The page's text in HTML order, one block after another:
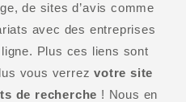
de sites d’avis comme
avec des entreprises
Plus ces liens sont
vous verrezvotre site
de recherche ! Nous en